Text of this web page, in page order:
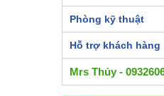
Phòng kỹ thuật
Hỗ trợ khách hàng
Mrs Thủy -